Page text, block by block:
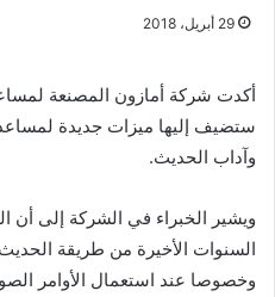
29 أبريل، 2018
ستضيف إليها ميزات جديدة
وآداب الحديث.
ويشير الخبراء في الشركة إلى أن
السنوات الأخيرة من طريقة
وخصوصا عند استعمال الأوامر